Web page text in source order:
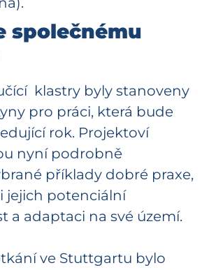
společnému
klastry byly stanoveny
pro práci, která bude
rok. Projektoví
nyní podrobně
příklady dobré praxe,
jejich potenciální
a adaptaci na své území.
ve Stuttgartu bylo